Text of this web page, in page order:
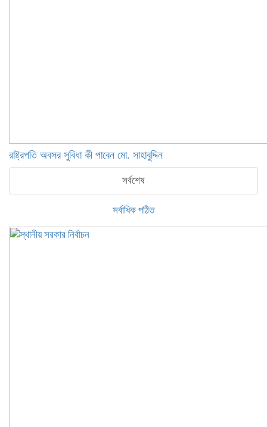
রাষ্ট্রপতি অবসর সুবিধা কী পাবেন মো. সাহাবুদ্দিন
সর্বশেষ
সর্বাধিক পঠিত